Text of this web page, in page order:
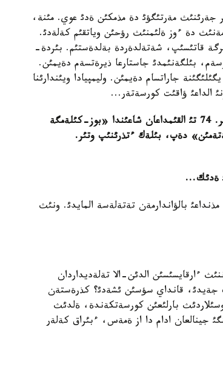
ءبئر جةرئنئث مةرتئگؤئ دة مذمكئن ةدئ عوي. مئنة،
دة ءوز ةلئمنئث رؤحئن وياتقئم كةلةدئ.
12 رةت حالئقارالئق تؤرنيرگة قاتئسئپ، شةتةلدةردة بةلدةستئم. بئردة-
بئلگةنئمدئ جاستارعا ذيرةتسةم دةيمئن.
جاراتسام دةيمئن. وليمپيادا ويئندارئنا
الداعئ ؤاقئت كورسةتةر...
كةؤدةسئن نامئس وتئ قارئعان ابئلسةيئت اعا وسئلاي دةپ وتئر. 74 تئ القئمداعان شاعئندا «بوز-كئلةمگة
دةپ، بئلةك ءتذرئنئپ وتئر.
ةدئك...
بالؤاندارمةن تةتةلةسة المايدئ. ونئث
دوداعا 64 بالؤان قاتئستئ. بيئل 34. سول 34 بالؤاننئث ءارقايسئسئن الدئن-الا تةلةديداردان
قانداي سؤسئن ئشةدئ؟ كذرةستةن
بارلئعئن كورسةتكةندة، ةلدئث
جينالعان ادام دا از ةمةس، ءبئراق كةلةر